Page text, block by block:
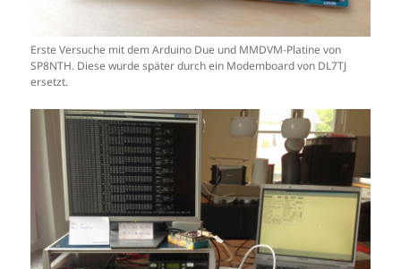
Erste Versuche mit dem Arduino Due und MMDVM-Platine von
SP8NTH. Diese wurde später durch ein Modemboard von DL7TJ
ersetzt.